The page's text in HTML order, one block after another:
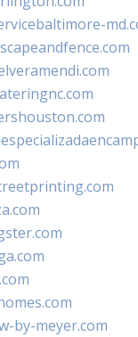
by-meyer.com